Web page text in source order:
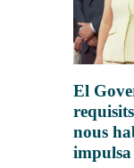
El
nous